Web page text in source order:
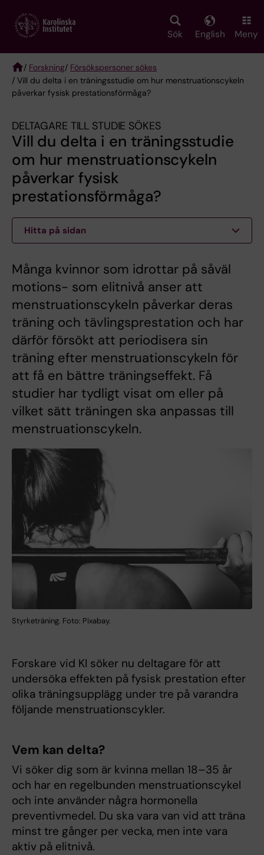
main
Sök English Meny
Breadcrumb
/ Forskning/ Försökspersoner sökes
/ Vill du delta i en träningsstudie om hur menstruationscykeln
påverkar fysisk prestationsförmåga?
DELTAGARE TILL STUDIE SÖKES
Vill du delta i en träningsstudie
om hur menstruationscykeln
påverkar fysisk
prestationsförmåga?
Hitta på sidan
Många kvinnor som idrottar på såväl
motions- som elitnivå anser att
menstruationscykeln påverkar deras
träning och tävlingsprestation och har
därför försökt att periodisera sin
träning efter menstruationscykeln för
att få en bättre träningseffekt. Få
studier har tydligt visat om eller på
vilket sätt träningen ska anpassas till
menstruationscykeln.
Styrketräning. Foto: Pixabay.
Forskare vid KI söker nu deltagare för att
undersöka effekten på fysisk prestation efter
olika träningsupplägg under tre på varandra
följande menstruationscykler.
Vem kan delta?
Vi söker dig som är kvinna mellan 18–35 år
och har en regelbunden menstruationscykel
och inte använder några hormonella
preventivmedel. Du ska vara van vid att träna
minst tre gånger per vecka, men inte vara
aktiv på elitnivå.